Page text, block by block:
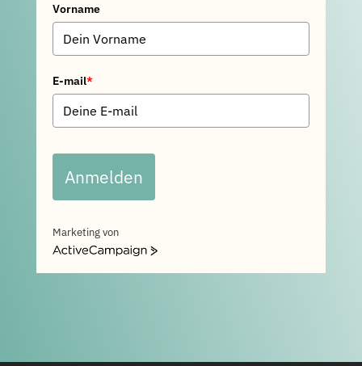
Vorname
E-mail*
Anmelden
Marketing von
ActiveCampaign